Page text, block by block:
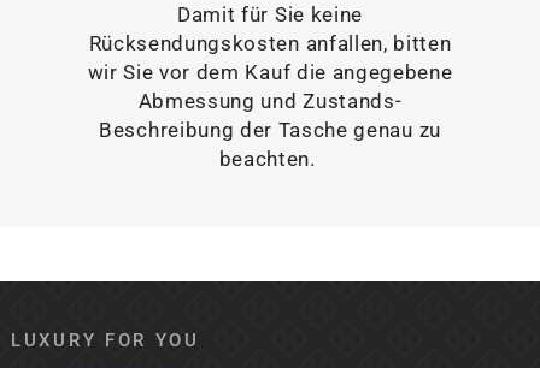
Damit für Sie keine
Rücksendungskosten anfallen, bitten
wir Sie vor dem Kauf die angegebene
Abmessung und Zustands-
Beschreibung der Tasche genau zu
beachten.
LUXURY FOR YOU